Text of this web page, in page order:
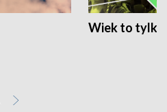
Wiek to tylko